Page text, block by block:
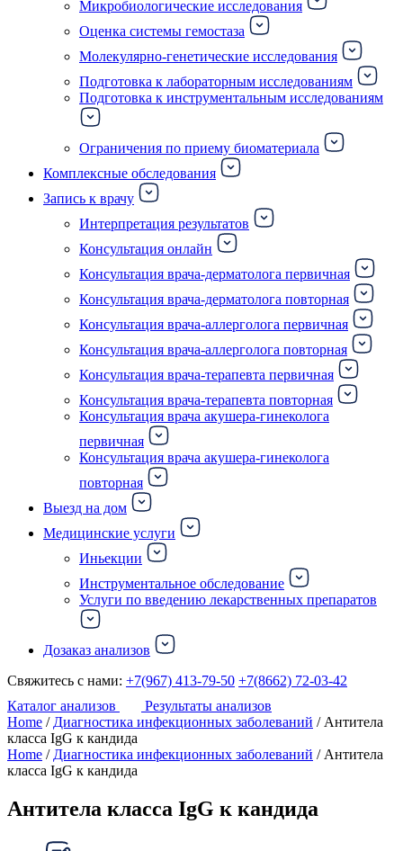
Микробиологические исследования
Оценка системы гемостаза
Молекулярно-генетические исследования
Подготовка к лабораторным исследованиям
Подготовка к инструментальным исследованиям
Ограничения по приему биоматериала
Комплексные обследования
Запись к врачу
Интерпретация результатов
Консультация онлайн
Консультация врача-дерматолога первичная
Консультация врача-дерматолога повторная
Консультация врача-аллерголога первичная
Консультация врача-аллерголога повторная
Консультация врача-терапевта первичная
Консультация врача-терапевта повторная
Консультация врача акушера-гинеколога
первичная
Консультация врача акушера-гинеколога
повторная
Выезд на дом
Медицинские услуги
Иньекции
Инструментальное обследование
Услуги по введению лекарственных препаратов
Дозаказ анализов
Свяжитесь с нами: +7(967) 413-79-50 +7(8662) 72-03-42
Каталог анализов
Результаты анализов
Home / Диагностика инфекционных заболеваний / Антитела
класса IgG к кандида
Home / Диагностика инфекционных заболеваний / Антитела
класса IgG к кандида
Антитела класса IgG к кандида